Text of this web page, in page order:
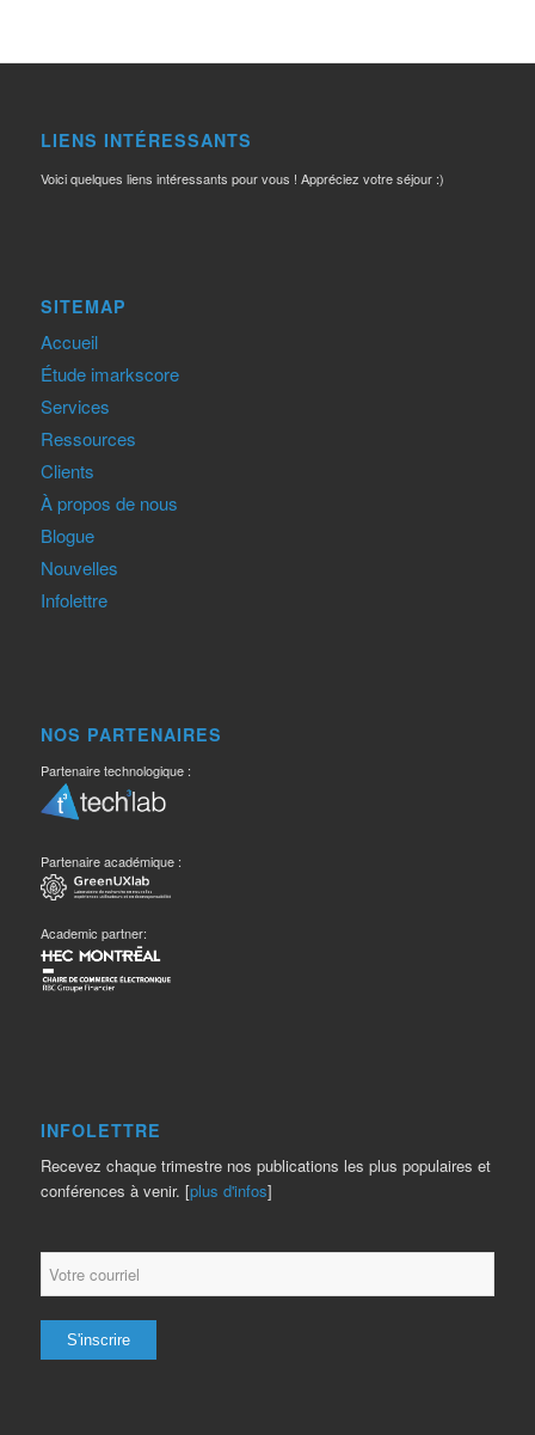
LIENS INTÉRESSANTS
Voici quelques liens intéressants pour vous ! Appréciez votre séjour :)
SITEMAP
Accueil
Étude imarkscore
Services
Ressources
Clients
À propos de nous
Blogue
Nouvelles
Infolettre
NOS PARTENAIRES
Partenaire technologique :
Partenaire académique :
Academic partner:
INFOLETTRE
Recevez chaque trimestre nos publications les plus populaires et
conférences à venir. [plus d'infos]